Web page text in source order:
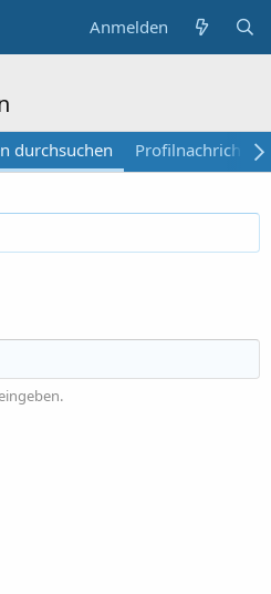
Anmelden
durchsuchen
Profilnachrichten